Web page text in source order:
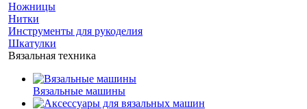
Ножницы
Нитки
Инструменты для рукоделия
Шкатулки
Вязальная техника
Вязальные машины